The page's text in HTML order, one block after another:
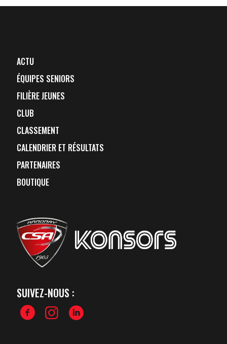
ACTU
ÉQUIPES SENIORS
FILIÈRE JEUNES
CLUB
CLASSEMENT
CALENDRIER ET RÉSULTATS
PARTENAIRES
BOUTIQUE
SUIVEZ-NOUS :